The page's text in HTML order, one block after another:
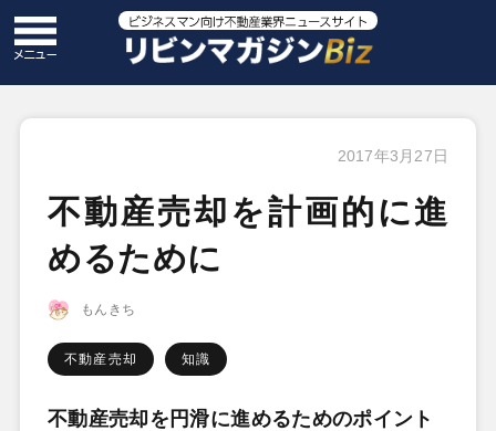
2017年3月27日
不動産売却を計画的に進
めるために
もんきち
不動産売却 知識
不動産売却を円滑に進めるためのポイント